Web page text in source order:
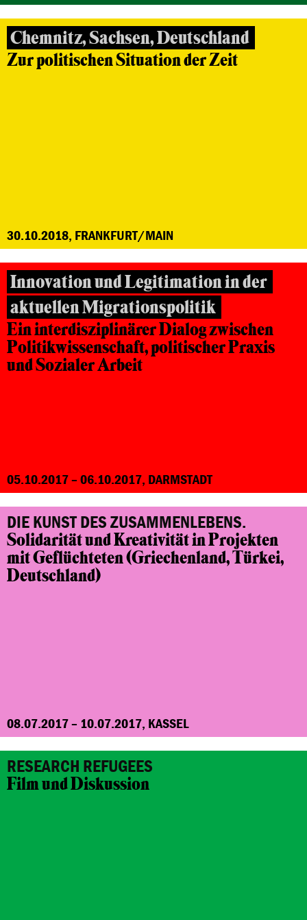
Chemnitz, Sachsen, Deutschland
Zur politischen Situation der Zeit
30.10.2018, FRANKFURT/MAIN
Innovation und Legitimation in der
aktuellen Migrationspolitik
Ein interdisziplinärer Dialog zwischen
Politikwissenschaft, politischer Praxis
und Sozialer Arbeit
05.10.2017 – 06.10.2017, DARMSTADT
DIE KUNST DES ZUSAMMENLEBENS.
Solidarität und Kreativität in Projekten
mit Geflüchteten(Griechenland, Türkei,
Deutschland)
08.07.2017 – 10.07.2017, KASSEL
RESEARCH REFUGEES
Film und Diskussion